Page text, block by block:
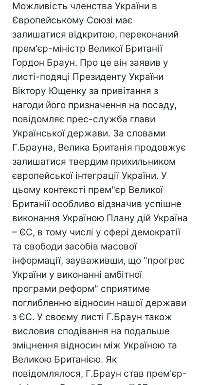
Можливість членства України в
Європейському Союзі має
залишатися відкритою, переконаний
прем'єр-міністр Великої Британії
Гордон Браун. Про це він заявив у
листі-подяці Президенту України
Віктору Ющенку за привітання з
нагоди його призначення на посаду,
повідомляє прес-служба глави
Української держави. За словами
Г.Брауна, Велика Британія продовжує
залишатися твердим прихильником
європейської інтеграції України. У
цьому контексті прем"єр Великої
Британії особливо відзначив успішне
виконання Україною Плану дій Україна
– ЄС, в тому числі у сфері демократії
та свободи засобів масової
інформації, зауваживши, що "прогрес
України у виконанні амбітної
програми реформ" сприятиме
поглибленню відносин нашої держави
з ЄС. У своєму листі Г.Браун також
висловив сподівання на подальше
зміцнення відносин між Україною та
Великою Британією. Як
повідомлялося, Г.Браун став прем'єр-